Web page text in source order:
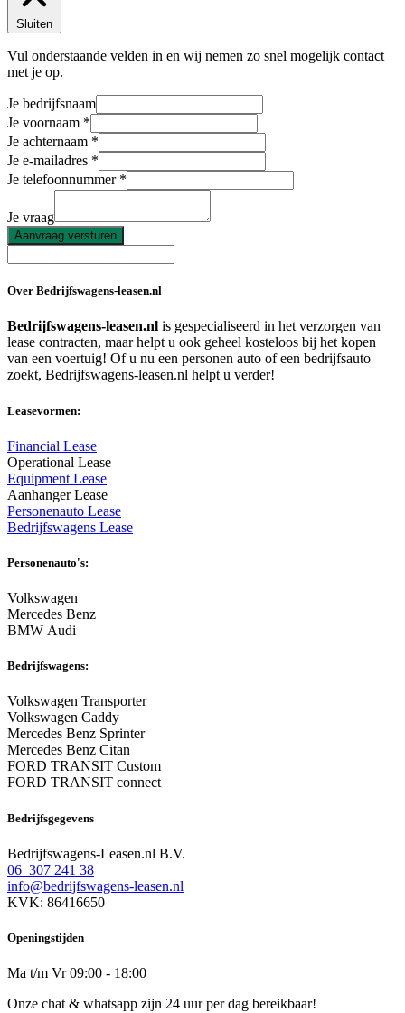
Sluiten
Vul onderstaande velden in en wij nemen zo snel mogelijk contact
met je op.
Je bedrijfsnaam
Je voornaam
Je achternaam
Je e-mailadres
Je telefoonnummer
Je vraag
Aanvraag versturen
Over Bedrijfswagens-leasen.nl
Bedrijfswagens-leasen.nl is gespecialiseerd in het verzorgen van
lease contracten, maar helpt u ook geheel kosteloos bij het kopen
van een voertuig! Of u nu een personen auto of een bedrijfsauto
zoekt, Bedrijfswagens-leasen.nl helpt u verder!
Leasevormen:
Financial Lease
Operational Lease
Equipment Lease
Aanhanger Lease
Personenauto Lease
Bedrijfswagens Lease
Personenauto's:
Volkswagen
Mercedes Benz
BMW Audi
Bedrijfswagens:
Volkswagen Transporter
Volkswagen Caddy
Mercedes Benz Sprinter
Mercedes Benz Citan
FORD TRANSIT Custom
FORD TRANSIT connect
Bedrijfsgegevens
Bedrijfswagens-Leasen.nl B.V.
06 307 241 38
info@bedrijfswagens-leasen.nl
KVK: 86416650
Openingstijden
Ma t/m Vr 09:00 - 18:00
Onze chat & whatsapp zijn 24 uur per dag bereikbaar!